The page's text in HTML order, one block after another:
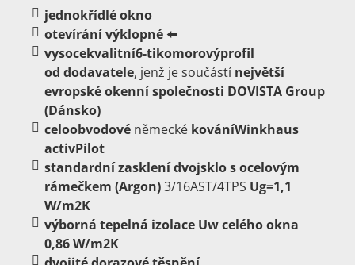
jednokřídlé okno
otevírání výklopné ⬅️
vysocekvalitní6-tikomorovýprofil
od dodavatele, jenž je součástí největší
evropské okenní společnosti DOVISTA Group
(Dánsko)
celoobvodové německé kováníWinkhaus
activPilot
standardní zasklení dvojsklo s ocelovým
rámečkem (Argon)3/16AST/4TPS Ug=1,1
W/m2K
výborná tepelná izolace Uw celého okna
0,86 W/m2K